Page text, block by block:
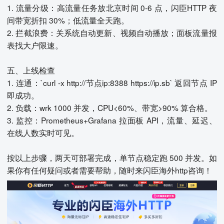
1. 流量分级：高流量任务放北京时间 0-6 点，闪臣HTTP 夜
间带宽折扣 30%；低流量全天跑。
2. 拦截浪费：关系统自动更新、视频自动播放；面板流量报
表找大户限速。
五、上线检查
1. 连通：`curl -x http://节点ip:8388 https://ip.sb` 返回节点 IP
即成功。
2. 负载：wrk 1000 并发，CPU<60%、带宽>90% 算合格。
3. 监控：Prometheus+Grafana 拉面板 API，流量、延迟、
在线人数实时可见。
按以上步骤，两天可部署完成，单节点稳定跑 500 并发。如
果你有任何疑问或者需要帮助，随时来闪臣海外http咨询！